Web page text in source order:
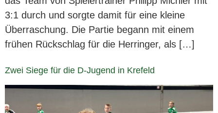
3:1 durch und sorgte damit für eine kleine
Überraschung. Die Partie begann mit einem
frühen Rückschlag für die Herringer, als […]
Zwei Siege für die D-Jugend in Krefeld